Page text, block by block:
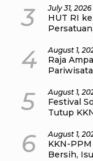
DPR
3 July 31, 2026
HUT RI
Budaya
4 August 1,
Raja
5 August 1,
Festival
Tutup
6 August 1,
KKN-
Bersih,